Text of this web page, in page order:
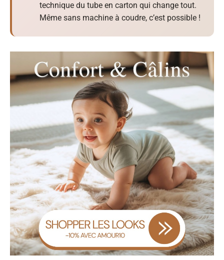
technique du tube en carton qui change tout.
Même sans machine à coudre, c’est possible !